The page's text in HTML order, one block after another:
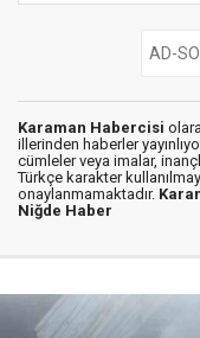
Karaman Habercisi
illerinden haberler
cümleler veya imalar,
Türkçe karakter
onaylanmamaktadır.
Niğde Haber